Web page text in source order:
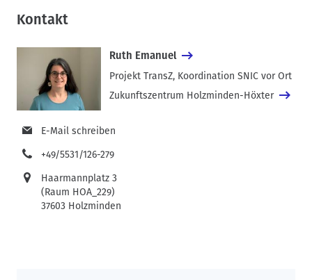
die Frage, inwiefern digitale Services die Abläufe verbessern
Device-Plattform mit einer digitalisierten Infrastruktur.
Anmeldungen zum Digitalen Feierabend sind bei Ruth
Emanuel möglich.
Kontakt
Ruth Emanuel
Projekt TransZ, Koordination SNIC vor Ort
Zukunftszentrum Holzminden-Höxter
E-Mail schreiben
+49/5531/126-279
Haarmannplatz 3
(Raum HOA_229)
37603 Holzminden